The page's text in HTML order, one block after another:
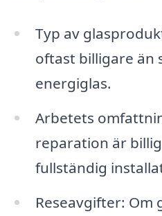
Typ av
oftast billigare än
energiglas.
Arbetets
reparation är
fullständig
Reseavgifter: Om